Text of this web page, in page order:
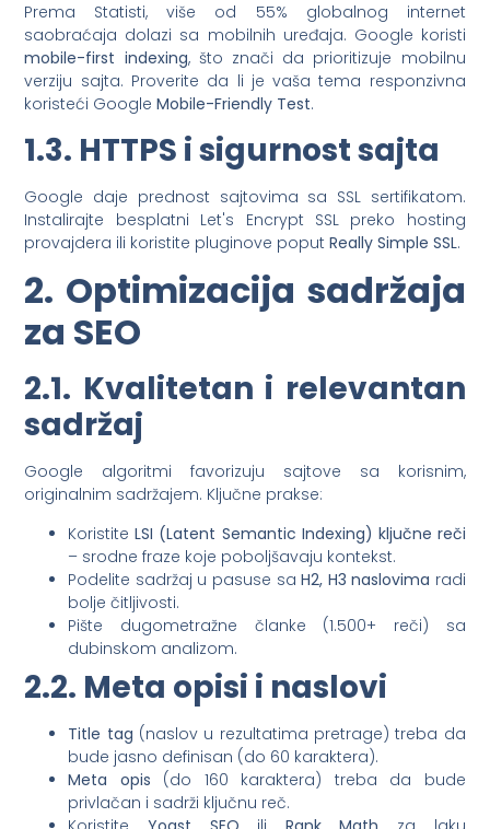
Prema Statisti, više od 55% globalnog internet
saobraćaja dolazi sa mobilnih uređaja. Google koristi
mobile-first indexing, što znači da prioritizuje mobilnu
verziju sajta. Proverite da li je vaša tema responzivna
koristeći GoogleMobile-Friendly Test.
1.3. HTTPS i sigurnost sajta
Google daje prednost sajtovima sa SSL sertifikatom.
Instalirajte besplatni Let's Encrypt SSL preko hosting
provajdera ili koristite pluginove poputReally Simple SSL.
2. Optimizacija sadržaja
za SEO
2.1. Kvalitetan i relevantan
sadržaj
Google algoritmi favorizuju sajtove sa korisnim,
originalnim sadržajem. Ključne prakse:
KoristiteLSI (Latent Semantic Indexing) ključne reči
– srodne fraze koje poboljšavaju kontekst.
Podelite sadržaj u pasuse saH2, H3 naslovima radi
bolje čitljivosti.
Pište dugometražne članke (1.500+ reči) sa
dubinskom analizom.
2.2. Meta opisi i naslovi
Title tag (naslov u rezultatima pretrage) treba da
bude jasno definisan (do 60 karaktera).
Meta opis (do 160 karaktera) treba da bude
privlačan i sadrži ključnu reč.